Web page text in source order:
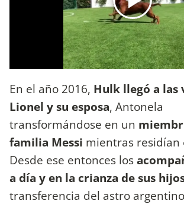
En el año 2016, Hulk llegó a las
Lionel y su esposa, Antonela
transformándose en un
familia Messi mientras residían
Desde ese entonces los
a día y en la crianza de sus
transferencia del astro